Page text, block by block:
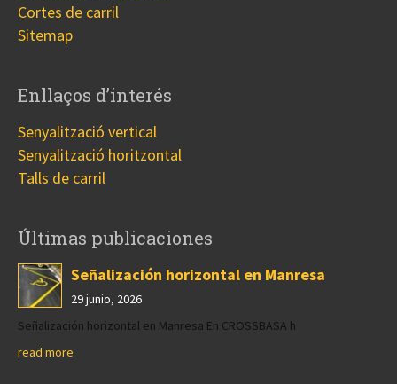
Cortes de carril
Sitemap
Enllaços d’interés
Senyalització vertical
Senyalització horitzontal
Talls de carril
Últimas publicaciones
Señalización horizontal en Manresa
29 junio, 2026
Señalización horizontal en Manresa En CROSSBASA h
read more